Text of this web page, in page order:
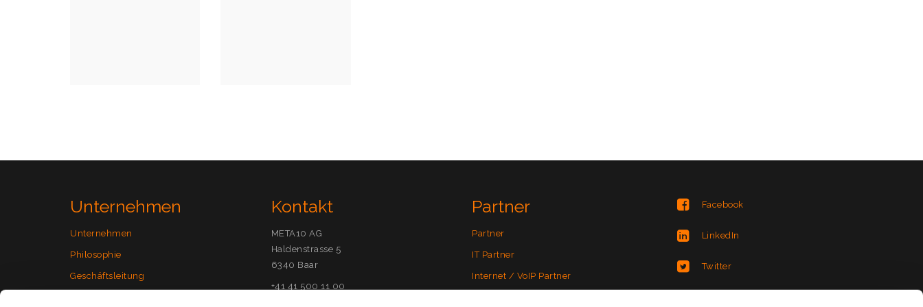
Unternehmen
Unternehmen
Philosophie
Geschäftsleitung
Kontakt
META10 AG
Haldenstrasse 5
6340 Baar
+41 41 500 11 00
Partner
Partner
IT Partner
Internet / VoIP Partner
Facebook
LinkedIn
Twitter